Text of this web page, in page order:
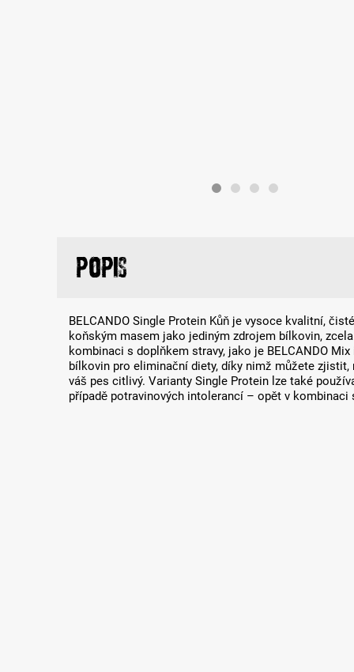
Popis
BELCANDO Single Protein Kůň je vysoce kvalitní,
koňským masem jako jediným zdrojem bílkovin,
kombinaci s doplňkem stravy, jako je BELCANDO
bílkovin pro eliminační diety, díky nimž můžete zjistit,
váš pes citlivý. Varianty Single Protein lze také
případě potravinových intolerancí – opět v kombinaci